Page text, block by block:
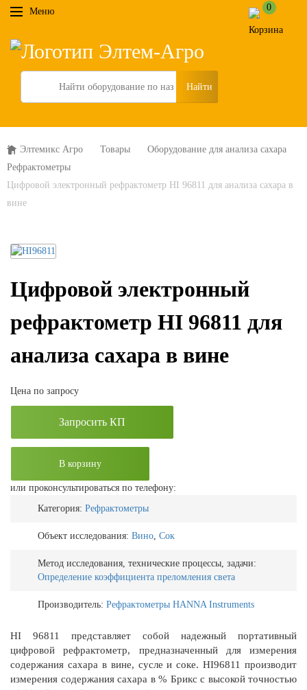
Меню 0
Search
Элтемикс Агро Товары
Оборудование для анализа сахара
Рефрактометры
Цифровой электронный рефрактометр HI 96811 для анализа сахара в
вине
Цифровой электронный
рефрактометр HI 96811 для
анализа сахара в вине
Цена по запросу
Запросить КП
В корзину
или проконсультироваться по телефону:
Категория: Рефрактометры
Объект исследования: Вино, Сок
Метод исследования, технические процессы, задачи:
Определение коэффициента преломления света
Производитель: Рефрактометры HANNA Instruments
HI 96811 представляет собой надежный портативный
цифровой рефрактометр, предназначенный для измерения
содержания сахара в вине, сусле и соке. HI96811 производит
измерения содержания сахара в % Брикс с высокой точностью